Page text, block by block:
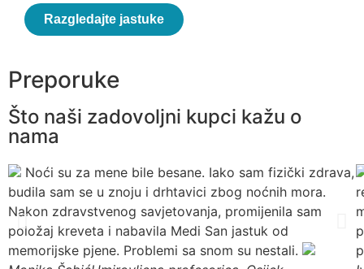
Razgledajte jastuke
Preporuke
Što naši zadovoljni kupci kažu o
nama
Noći su za mene bile besane. Iako sam fizički zdrava,
budila sam se u znoju i drhtavici zbog noćnih mora.
Nakon zdravstvenog savjetovanja, promijenila sam
položaj kreveta i nabavila Medi San jastuk od
memorijske pjene. Problemi sa snom su nestali.